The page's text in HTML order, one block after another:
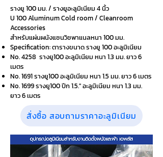
รางยู 100 มม. / รางยูอะลูมิเนียม 4 นิ้ว
U 100 Aluminum Cold room / Cleanroom
Accessories
สำหรับแผ่นผนังแซนวิชพาแนลหนา 100 มม.
Specification: ตารางขนาด รางยู 100 อะลูมิเนียม
No. 4258 รางยู100 อะลูมิเนียม หนา 1.3 มม. ยาว 6
เมตร
No. 1691 รางยู100 อะลูมิเนียม หนา 1.5 มม. ยาว 6 เมตร
No. 1699 รางยู100 ปีก 1.5." อะลูมิเนียม หนา 1.3 มม.
ยาว 6 เมตร
สั่งซื้อ สอบถามราคาอะลูมิเนียม